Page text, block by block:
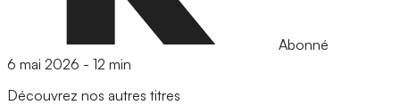
Abonné
6 mai 2026 - 12 min
Découvrez nos autres titres